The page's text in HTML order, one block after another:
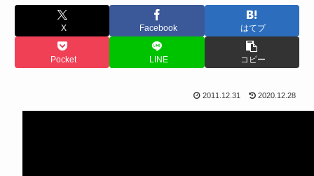
X Facebook はてブ
Pocket LINE コピー
2011.12.31 2020.12.28